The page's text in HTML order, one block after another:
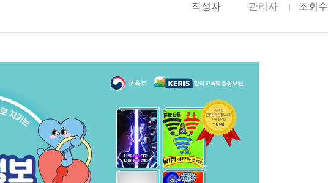
작성자 관리자 조회수